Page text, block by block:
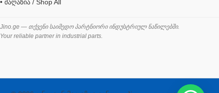
შლანგი
საწვავის შლანგი
• მაღაზია / Shop All
Jino.ge — თქვენი საიმედო პარტნიორი ინდუსტრიულ ნაწილებში.
Your reliable partner in industrial parts.